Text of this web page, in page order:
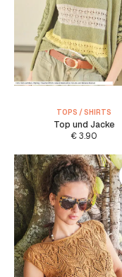
TOPS / SHIRTS
Top und Jacke
€3.90